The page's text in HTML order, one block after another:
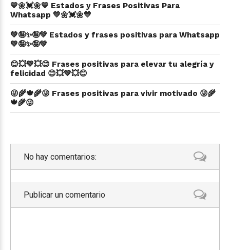
💛🌼💓🌼💛 Estados y Frases Positivas Para
Whatsapp 💛🌼💓🌼💛
💚🤪✨🤪💚 Estados y frases positivas para Whatsapp
💚🤪✨🤪💚
😊💥💚💥😊 Frases positivas para elevar tu alegría y
felicidad 😊💥💚💥😊
😜🌾🍁🌾😜 Frases positivas para vivir motivado 😜🌾
🍁🌾😜
No hay comentarios:
Publicar un comentario